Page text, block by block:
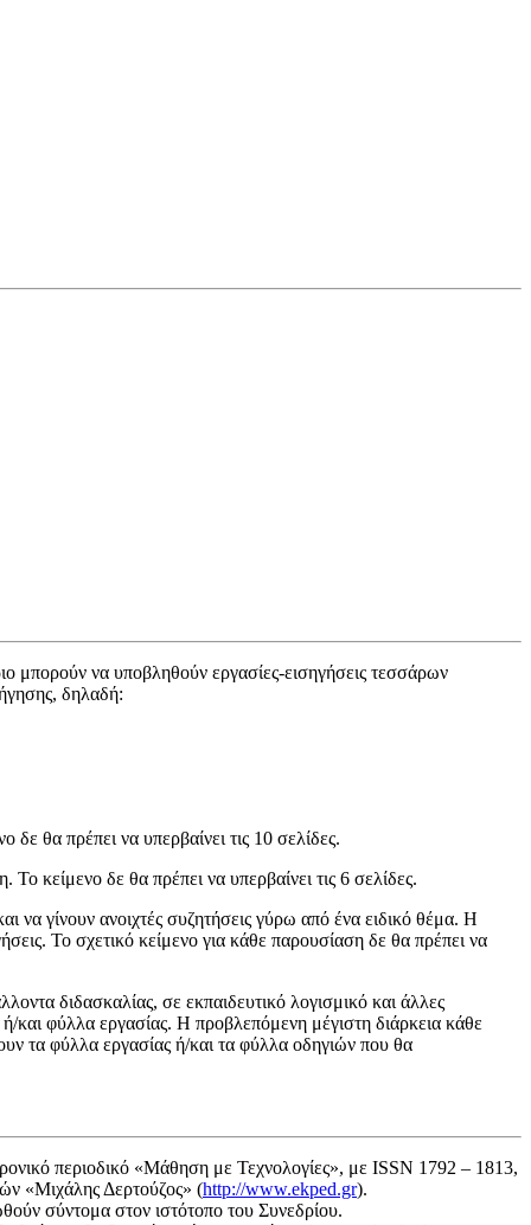
μπορούν να υποβληθούν εργασίες-εισηγήσεις τεσσάρων
δηλαδή:
θα πρέπει να υπερβαίνει τις 10 σελίδες.
κείμενο δε θα πρέπει να υπερβαίνει τις 6 σελίδες.
να γίνουν ανοιχτές συζητήσεις γύρω από ένα ειδικό θέμα. Η
Το σχετικό κείμενο για κάθε παρουσίαση δε θα πρέπει να
διδασκαλίας, σε εκπαιδευτικό λογισμικό και άλλες
και φύλλα εργασίας. Η προβλεπόμενη μέγιστη διάρκεια κάθε
τα φύλλα εργασίας ή/και τα φύλλα οδηγιών που θα
περιοδικό «Μάθηση με Τεχνολογίες», με ISSN 1792 – 1813,
«Μιχάλης Δερτούζος» (http://www.ekped.gr).
σύντομα στον ιστότοπο του Συνεδρίου.